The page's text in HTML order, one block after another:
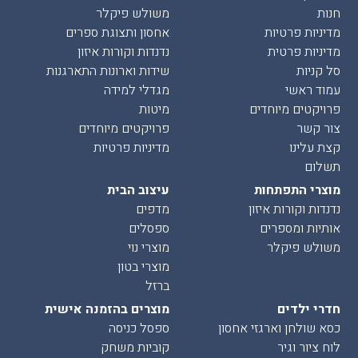
חנות
מדיניות פרטיות
מדיניות פרטית
סל קניות
עמוד ראשי
פרויקטים מיוחדים
צור קשר
קצת עלינו
תשלום
משולש פיקלר
אחסון ותצוגת ספרים
נדנדות וקורות איזון
שידות וארונות התארגנות
מגדלי למידה
מיטות
פרויקטים מיוחדים
מדיניות פרטיות
מוצרי התפתחות
נדנדות וקורות איזון
אותיות ומספרים
משולש פיקלר
עיצוב הבית
מדפים
ספסלים
מוצרי נוי
מוצרי בטון
ברזל
חדרי ילדים
כסא שולחן וארגזי אחסון
לוח ציור וגיר
מוצרים בהזמנה אישית
ספסל כניסה
קוביות משחק